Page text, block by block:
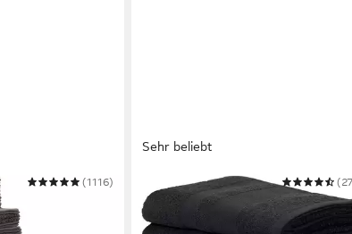
als 10 tlg Set
Handtücher, 500
(1116)
Sehr beliebt
OTTO HOME
Handtücher Vanessa, 8 Handtücher,
50x100cm, in Standard- und